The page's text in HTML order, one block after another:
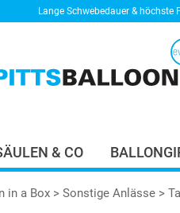
Lange Schwebedauer &
& CO
in a Box > Sonstige Anlässe >